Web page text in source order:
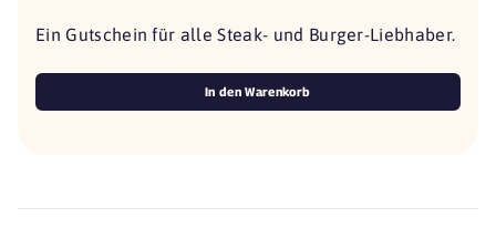
Ein Gutschein für alle Steak- und Burger-Liebhaber.
In den Warenkorb